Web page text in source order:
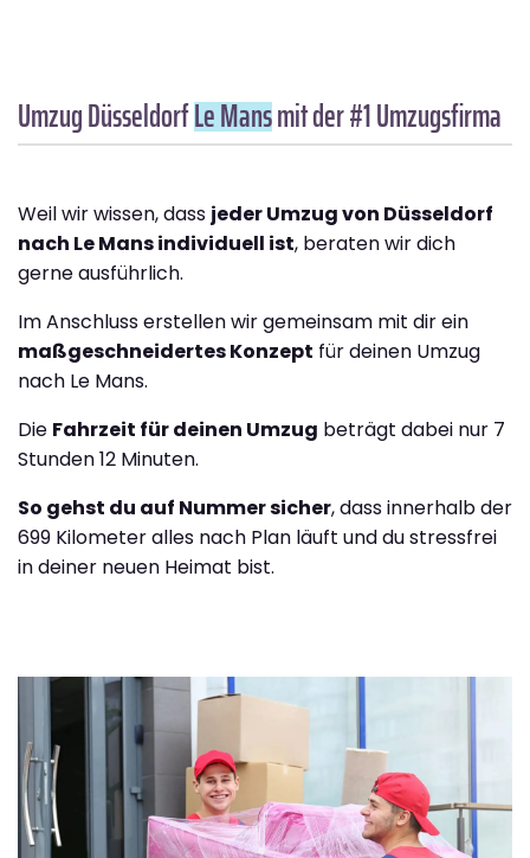
Umzug DüsseldorfLe Mansmit der #1 Umzugsfirma
Weil wir wissen, dass jeder Umzug von Düsseldorf
nach Le Mans individuell ist, beraten wir dich
gerne ausführlich.
Im Anschluss erstellen wir gemeinsam mit dir ein
maßgeschneidertes Konzept für deinen Umzug
nach Le Mans.
Die Fahrzeit für deinen Umzug beträgt dabei nur 7
Stunden 12 Minuten.
So gehst du auf Nummer sicher, dass innerhalb der
699 Kilometer alles nach Plan läuft und du stressfrei
in deiner neuen Heimat bist.